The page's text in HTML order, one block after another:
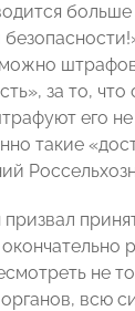
за то,
его
такие
призвал
не
всю